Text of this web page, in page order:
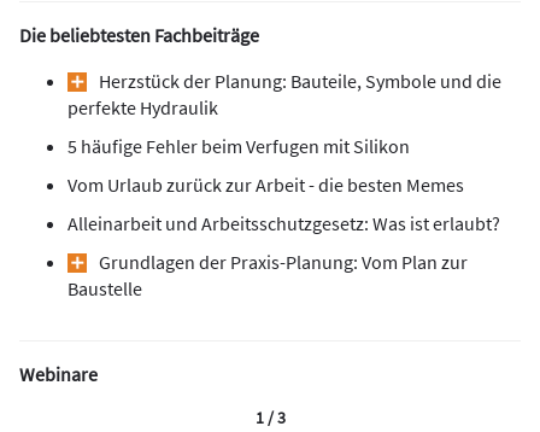
Die beliebtesten Fachbeiträge
Herzstück der Planung: Bauteile, Symbole und die
perfekte Hydraulik
5 häufige Fehler beim Verfugen mit Silikon
Vom Urlaub zurück zur Arbeit - die besten Memes
Alleinarbeit und Arbeitsschutzgesetz: Was ist erlaubt?
Grundlagen der Praxis-Planung: Vom Plan zur
Baustelle
Webinare
1 / 3